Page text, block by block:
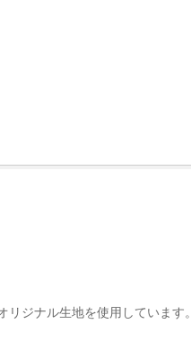
ジナル生地を使用しています。